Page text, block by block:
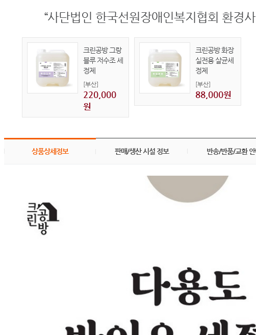
“사단법인 한국선원장애인복지협회 환경사
크린공방 그랑
블루 저수조 세
정제
[부산]
220,000
원
크린공방 화장
실전용 살균세
정제
[부산]
88,000원
상품상세정보 판매/생산 시설 정보 반송/반품/교환 안